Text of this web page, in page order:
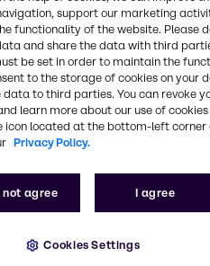
на базата на суров
Директивата за
Регистрация, оценка,
на химични вещества
(REACH) и Директивата
вече е преместила
с по-високо кипене
намалявайки
нивото на
това, за много
и летливостта са
support our marketing
functionality of the website. Please
and share the data with third
be set in order to maintain the
to the storage of cookies on your
to third parties. You can revoke
learn more about our use of cookies
icon located at the bottom-left corner
Privacy Policy.
not agree I agree
Cookies Settings